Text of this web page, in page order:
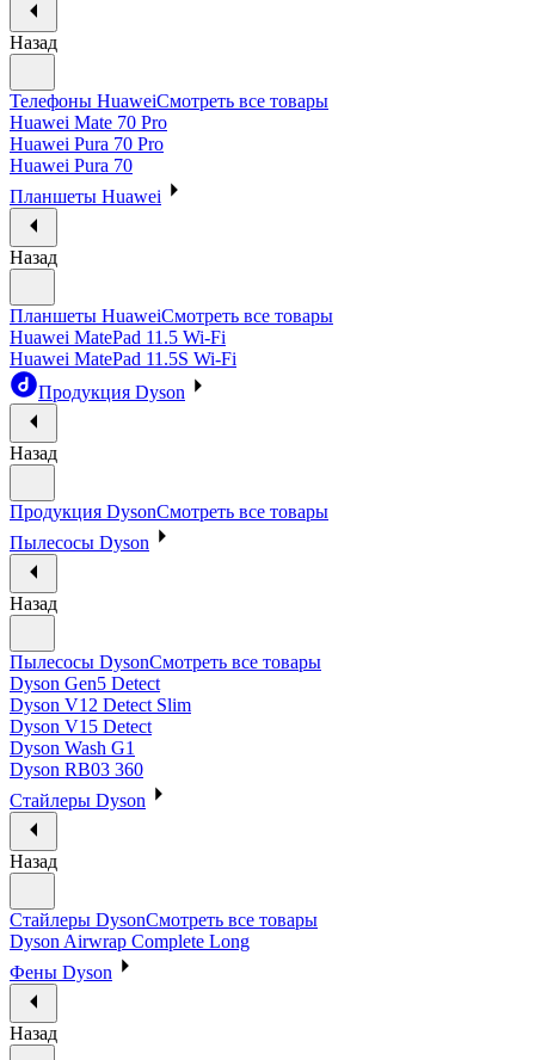
Назад
Телефоны HuaweiСмотреть все товары
Huawei Mate 70 Pro
Huawei Pura 70 Pro
Huawei Pura 70
Планшеты Huawei
Назад
Планшеты HuaweiСмотреть все товары
Huawei MatePad 11.5 Wi-Fi
Huawei MatePad 11.5S Wi-Fi
Продукция Dyson
Назад
Продукция DysonСмотреть все товары
Пылесосы Dyson
Назад
Пылесосы DysonСмотреть все товары
Dyson Gen5 Detect
Dyson V12 Detect Slim
Dyson V15 Detect
Dyson Wash G1
Dyson RB03 360
Стайлеры Dyson
Назад
Стайлеры DysonСмотреть все товары
Dyson Airwrap Complete Long
Фены Dyson
Назад